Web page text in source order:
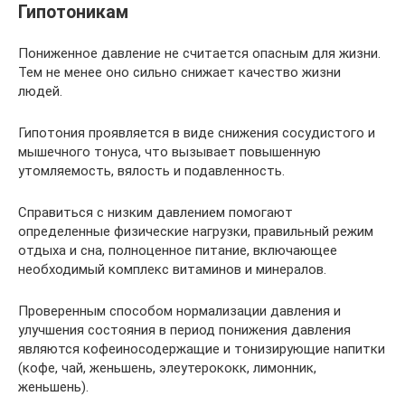
Гипотоникам
Пониженное давление не считается опасным для жизни.
Тем не менее оно сильно снижает качество жизни
людей.
Гипотония проявляется в виде снижения сосудистого и
мышечного тонуса, что вызывает повышенную
утомляемость, вялость и подавленность.
Справиться с низким давлением помогают
определенные физические нагрузки, правильный режим
отдыха и сна, полноценное питание, включающее
необходимый комплекс витаминов и минералов.
Проверенным способом нормализации давления и
улучшения состояния в период понижения давления
являются кофеиносодержащие и тонизирующие напитки
(кофе, чай, женьшень, элеутерококк, лимонник,
женьшень).